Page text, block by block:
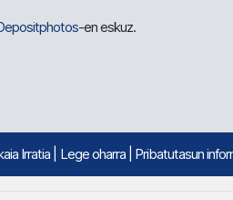
-en eskuz.
Irratia Lege oharra Pribatutasun